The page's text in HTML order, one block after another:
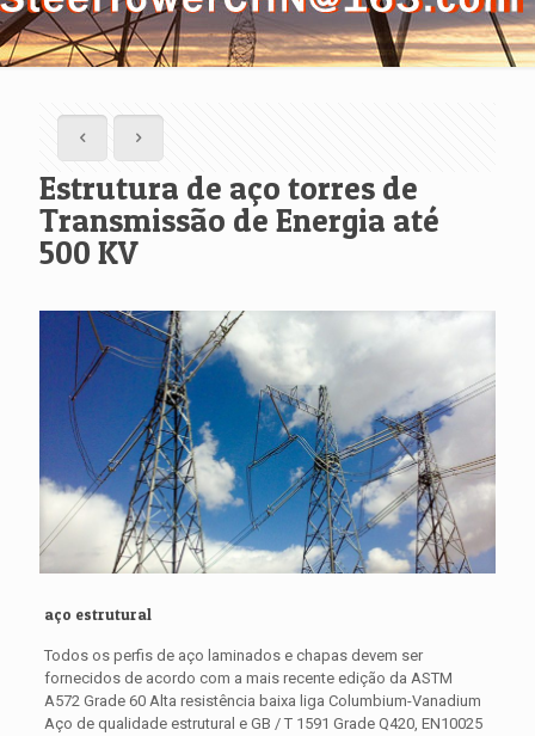
Estrutura de aço torres de
Transmissão de Energia até
500 KV
aço estrutural
Todos os perfis de aço laminados e chapas devem ser
fornecidos de acordo com a mais recente edição da ASTM
A572 Grade 60 Alta resistência baixa liga Columbium-Vanadium
Aço de qualidade estrutural e GB / T 1591 Grade Q420, EN10025